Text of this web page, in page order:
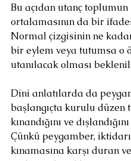
Bu açıdan utanç toplumun
ortalamasının da bir
Normal çizgisinin ne kadar
bir eylem veya tutumsa o
utanılacak olması
Dini anlatılarda da
başlangıçta kurulu düzen
kınandığını ve
Çünkü peygamber,
kınamasına karşı duran